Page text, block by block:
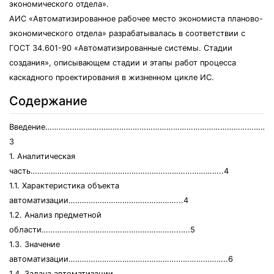
экономического отдела».
АИС «Автоматизированное рабочее место экономиста планово-
экономического отдела» разрабатывалась в соответствии с
ГОСТ 34.601-90 «Автоматизированные системы. Стадии
создания», описывающем стадии и этапы работ процесса
каскадного проектирования в жизненном цикле ИС.
Содержание
Введение………………………………………………………………………………………
3
1. Аналитическая
часть…………………………………………………………………………..4
1.1. Характеристика объекта
автоматизации…………………………………………...4
1.2. Анализ предметной
области……………………………………………………..….5
1.3. Значение
автоматизации……………………………………………………………..6